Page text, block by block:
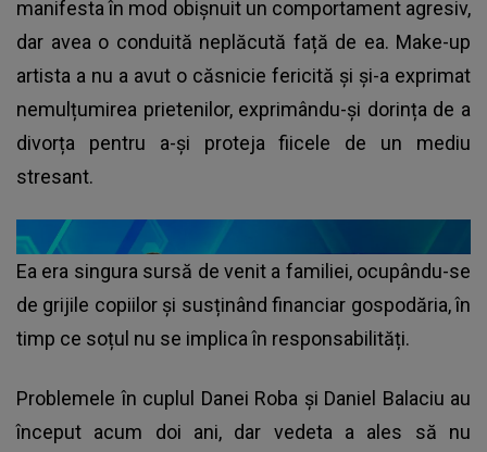
manifesta în mod obișnuit un comportament agresiv,
dar avea o conduită neplăcută față de ea. Make-up
artista a nu a avut o căsnicie fericită și și-a exprimat
nemulțumirea prietenilor, exprimându-și dorința de a
divorța pentru a-și proteja fiicele de un mediu
stresant.
Ea era singura sursă de venit a familiei, ocupându-se
de grijile copiilor și susținând financiar gospodăria, în
timp ce soțul nu se implica în responsabilități.
Problemele în cuplul Danei Roba și Daniel Balaciu au
început acum doi ani, dar vedeta a ales să nu